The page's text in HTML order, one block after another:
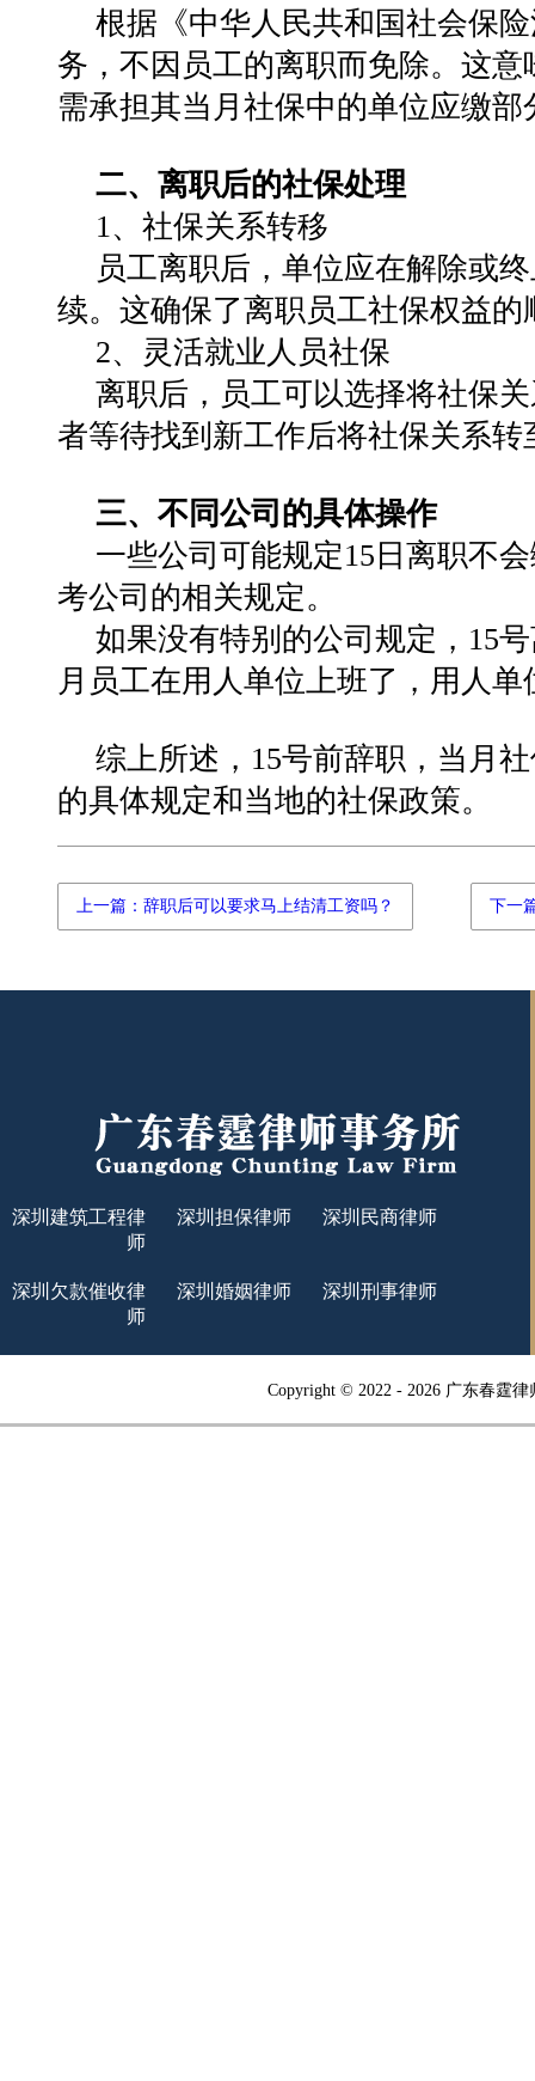
根据《中华人民共和国社会保
务，不因员工的离职而免除。这
需承担其当月社保中的单位应缴部
二、离职后的社保处理
‌1、社保关系转移‌
员工离职后，单位应在解除或
续。这确保了离职员工社保权益的
2‌、灵活就业人员社保‌
离职后，员工可以选择将社保
者等待找到新工作后将社保关系转
三、不同公司的具体操作
一些公司可能规定15日离职不
考公司的相关规定‌。
如果没有特别的公司规定‌，15
月员工在用人单位上班了，用人
综上所述，15号前辞职，当月
的具体规定和当地的社保政策。
上一篇：辞职后可以要求马上结清工资吗？ 下一
深圳建筑工程律
师
深圳担保律师 深圳民商律师
深圳欠款催收律
师
深圳婚姻律师 深圳刑事律师
Copyright © 2022 - 2026 广东春霆